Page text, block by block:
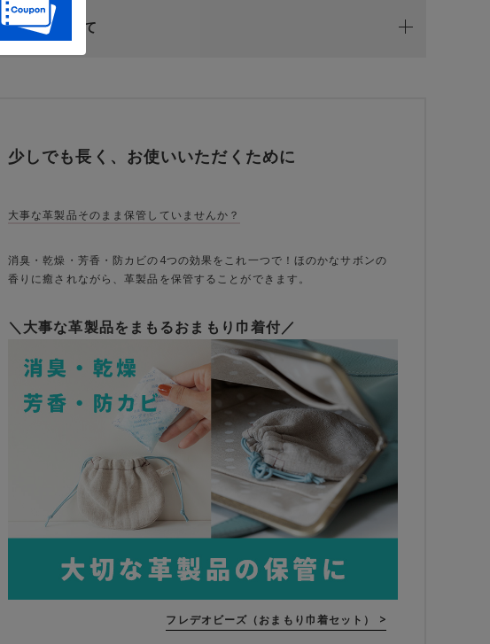
ギフトについて
少しでも長く、お使いいただくために
大事な革製品そのまま保管していませんか？
消臭・乾燥・芳香・防カビの4つの効果をこれ一つで！ほのかなサボンの
香りに癒されながら、革製品を保管することができます。
＼大事な革製品をまもるおまもり巾着付／
フレデオビーズ（おまもり巾着セット） >